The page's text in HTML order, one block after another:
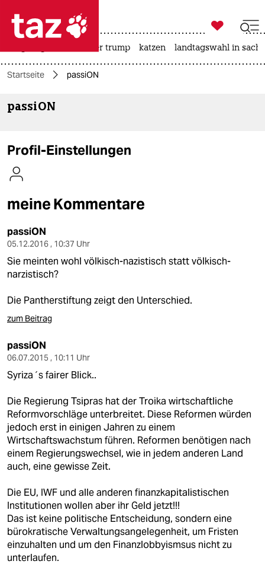
 taz zahl ich
themen
kultur
sport
berlin
nord
wahrheit
verlag
verlag
shop
fragen & hilfe
unterstützen
abo
genossenschaft
epaper login

taz zahl ich
usa unter trump katzen landtagswahl in
Startseite passiON
passiON
Profil-Einstellungen
meine Kommentare
passiON
05.12.2016 , 10:37 Uhr
Sie meinten wohl völkisch-nazistisch statt völkisch-
narzistisch?
Die Pantherstiftung zeigt den Unterschied.
zum Beitrag
passiON
06.07.2015 , 10:11 Uhr
Syriza´s fairer Blick..
Die Regierung Tsipras hat der Troika wirtschaftliche
Reformvorschläge unterbreitet. Diese Reformen würden
jedoch erst in einigen Jahren zu einem
Wirtschaftswachstum führen. Reformen benötigen nach
einem Regierungswechsel, wie in jedem anderen Land
auch, eine gewisse Zeit.
Die EU, IWF und alle anderen finanzkapitalistischen
Institutionen wollen aber ihr Geld jetzt!!!
Das ist keine politische Entscheidung, sondern eine
bürokratische Verwaltungsangelegenheit, um Fristen
einzuhalten und um den Finanzlobbyismsus nicht zu
unterlaufen.